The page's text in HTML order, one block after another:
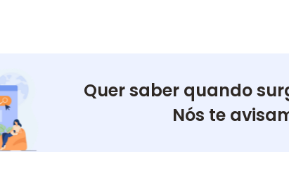
Quer saber quando
Nós te